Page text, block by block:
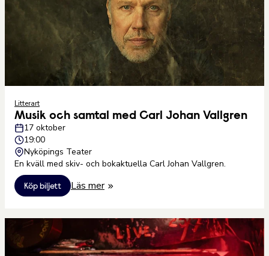
Litterart
Musik och samtal med Carl Johan Vallgren
17 oktober
19:00
Nyköpings Teater
En kväll med skiv- och bokaktuella Carl Johan Vallgren.
Köp biljett Läs mer